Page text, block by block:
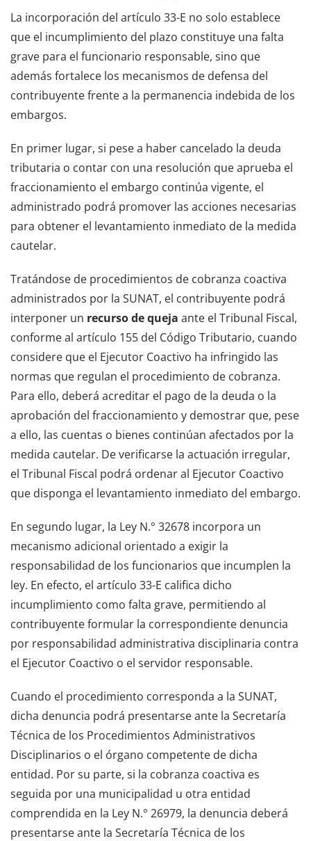
La incorporación del artículo 33-E no solo establece
que el incumplimiento del plazo constituye una falta
grave para el funcionario responsable, sino que
además fortalece los mecanismos de defensa del
contribuyente frente a la permanencia indebida de los
embargos.
En primer lugar, si pese a haber cancelado la deuda
tributaria o contar con una resolución que aprueba el
fraccionamiento el embargo continúa vigente, el
administrado podrá promover las acciones necesarias
para obtener el levantamiento inmediato de la medida
cautelar.
Tratándose de procedimientos de cobranza coactiva
administrados por la SUNAT, el contribuyente podrá
interponer un recurso de queja ante el Tribunal Fiscal,
conforme al artículo 155 del Código Tributario, cuando
considere que el Ejecutor Coactivo ha infringido las
normas que regulan el procedimiento de cobranza.
Para ello, deberá acreditar el pago de la deuda o la
aprobación del fraccionamiento y demostrar que, pese
a ello, las cuentas o bienes continúan afectados por la
medida cautelar. De verificarse la actuación irregular,
el Tribunal Fiscal podrá ordenar al Ejecutor Coactivo
que disponga el levantamiento inmediato del embargo.
En segundo lugar, la Ley N.° 32678 incorpora un
mecanismo adicional orientado a exigir la
responsabilidad de los funcionarios que incumplen la
ley. En efecto, el artículo 33-E califica dicho
incumplimiento como falta grave, permitiendo al
contribuyente formular la correspondiente denuncia
por responsabilidad administrativa disciplinaria contra
el Ejecutor Coactivo o el servidor responsable.
Cuando el procedimiento corresponda a la SUNAT,
dicha denuncia podrá presentarse ante la Secretaría
Técnica de los Procedimientos Administrativos
Disciplinarios o el órgano competente de dicha
entidad. Por su parte, si la cobranza coactiva es
seguida por una municipalidad u otra entidad
comprendida en la Ley N.° 26979, la denuncia deberá
presentarse ante la Secretaría Técnica de los